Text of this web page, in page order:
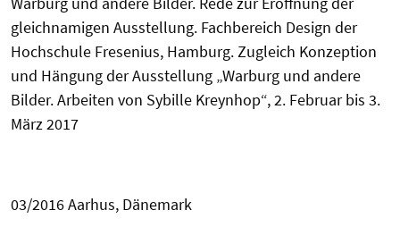
gleichnamigen Ausstellung. Fachbereich Design der
Hochschule Fresenius, Hamburg. Zugleich Konzeption
und Hängung der Ausstellung „Warburg und andere
Bilder. Arbeiten von Sybille Kreynhop“, 2. Februar bis 3.
März 2017
03/2016 Aarhus, Dänemark